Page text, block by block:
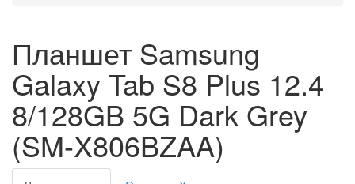
Планшет Samsung
Galaxy Tab S8 Plus 12.4
8/128GB 5G Dark Grey
(SM-X806BZAA)